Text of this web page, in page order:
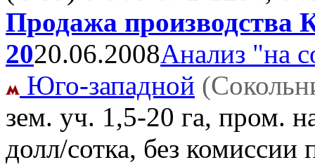
Продажа
2020.06.2008Анализ "на
Юго-западной
зем. уч. 1,5-20 га, пром.
долл/сотка, без